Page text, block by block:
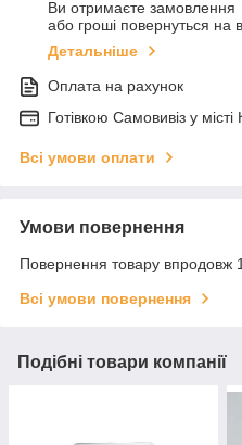
Ви отримаєте замовлення
або гроші повернуться на
Детальніше
Оплата на рахунок
Готiвкою Самовивiз у місті
Всі умови оплати
Умови повернення
Повернення товару впродовж
Всі умови повернення
Подібні товари компанії